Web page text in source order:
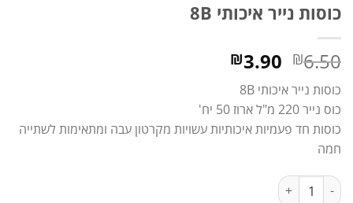
כוסות נייר איכותי 8B
₪6.50 המחיר
המקורי
היה:
₪6.50.
₪3.90
הוא:
₪3.90.
כוסות נייר איכותי 8B
כוס נייר 220 מ"ל ארוז 50 יח'
כוסות חד פעמיות איכותיות עשויות מקרטון עבה ומתאימות לשתייה
חמה
כמות של כוסות נייר איכותי 8B